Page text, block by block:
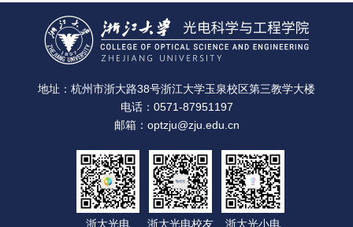
地址：杭州市浙大路38号浙江大学玉泉校区第三教学大楼
电话：0571-87951197
邮箱：optzju@zju.edu.cn
浙大光电 浙大光电校友 浙大光小电